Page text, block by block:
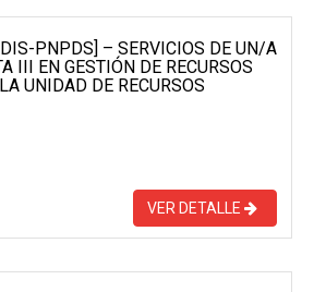
PNPDS] – SERVICIOS DE UN/A
III EN GESTIÓN DE RECURSOS
UNIDAD DE RECURSOS
VER DETALLE